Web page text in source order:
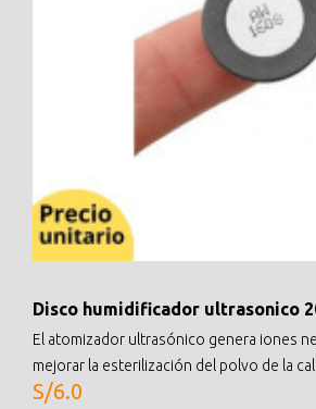
Disco humidificador ultrasonico
El atomizador ultrasónico genera iones
mejorar la esterilización del polvo de la
S/6.0